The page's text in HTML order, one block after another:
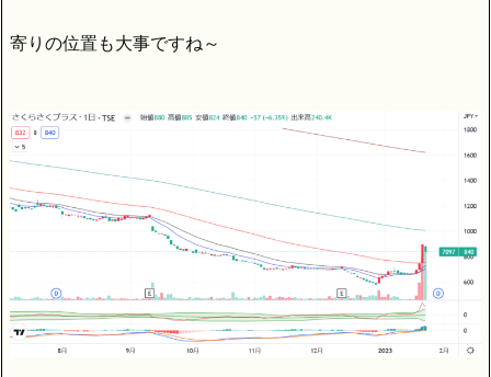
寄りの位置も大事ですね～